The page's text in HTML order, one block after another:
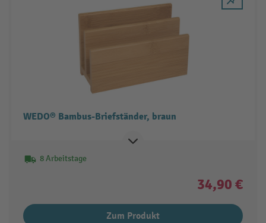
WEDO® Bambus-Briefständer, braun
8 Arbeitstage
34,90 €
Zum Produkt